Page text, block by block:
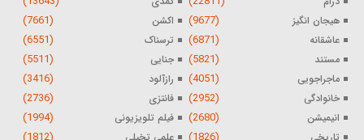
هیجان انگیز (9677) اکشن (7661)
عاشقانه (6871) ترسناک (6551)
مستند (5821) جنایی (5511)
ماجراجویی (4051) رازآلود (3416)
خانوادگی (2952) فانتزی (2736)
انیمیشن (2680) فیلم تلویزیونی (1994)